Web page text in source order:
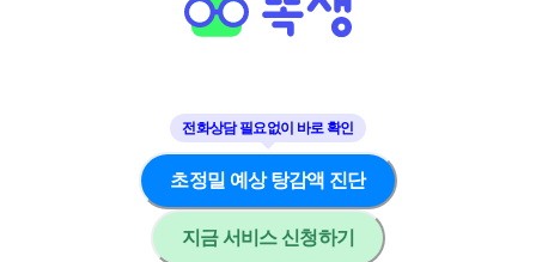
초정밀 예상 탕감액 진단
지금 서비스 신청하기